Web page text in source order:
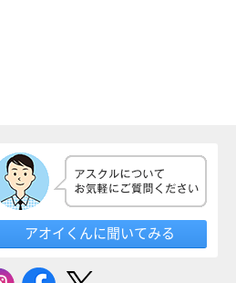
アオイくんに聞いてみる